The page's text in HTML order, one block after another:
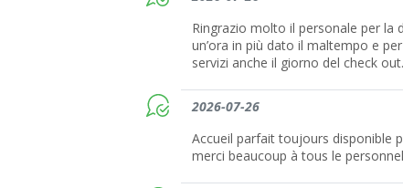
Ringrazio molto il personale per la
un’ora in più dato il maltempo e
servizi anche il giorno del check out.
2026-07-26
Accueil parfait toujours disponible
merci beaucoup à tous le